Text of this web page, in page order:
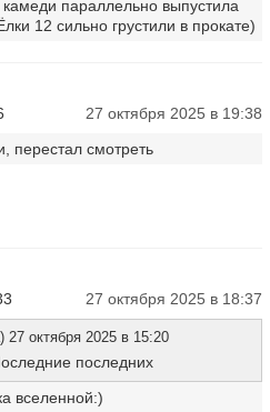
параллельно выпустила
12 сильно грустили в прокате)
27 октября 2025 в 19:38
перестал смотреть
27 октября 2025 в 18:37
27 октября 2025 в 15:20
последних
вселенной:)